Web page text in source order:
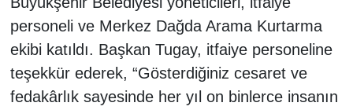
personeli ve Merkez Dağda Arama Kurtarma
ekibi katıldı. Başkan Tugay, itfaiye personeline
teşekkür ederek, “Gösterdiğiniz cesaret ve
fedakârlık sayesinde her yıl on binlerce insanın